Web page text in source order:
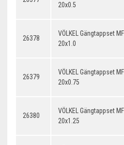
20x0.5
26378
VÖLKEL Gängtappset
20x1.0
26379
VÖLKEL Gängtappset
20x0.75
26380
VÖLKEL Gängtappset
20x1.25